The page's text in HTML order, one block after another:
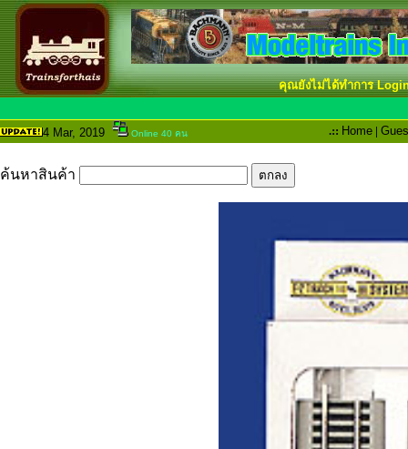
คุณยังไม่ได้ทำการ
4 Mar, 2019 Online 40 คน .:: Home |
ค้นหาสินค้า